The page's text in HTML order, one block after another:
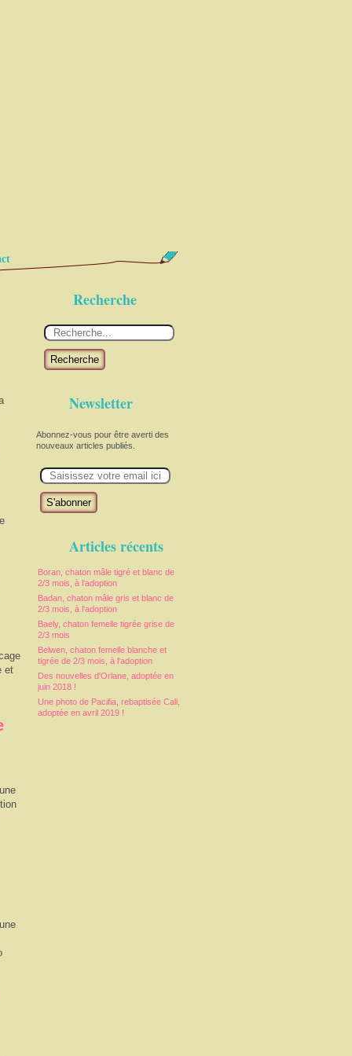
Recherche
Recherche
Newsletter
Abonnez-vous pour être averti des
nouveaux articles publiés.
m
Articles récents
Boran, chaton mâle tigré et blanc de
2/3 mois, à l'adoption
Badan, chaton mâle gris et blanc de
2/3 mois, à l'adoption
Baely, chaton femelle tigrée grise de
2/3 mois
Belwen, chaton femelle blanche et
tigrée de 2/3 mois, à l'adoption
Des nouvelles d'Orlane, adoptée en
juin 2018 !
Une photo de Pacifia, rebaptisée Cali,
adoptée en avril 2019 !
et